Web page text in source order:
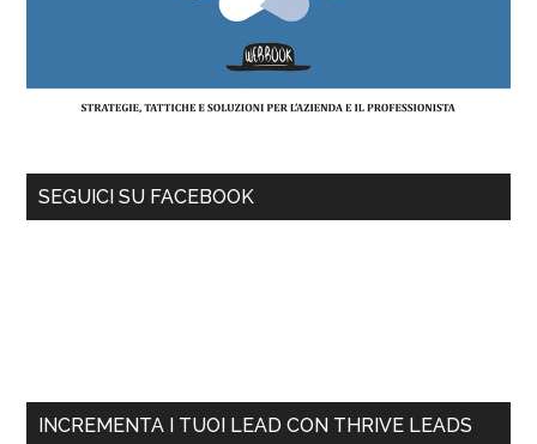
SEGUICI SU FACEBOOK
INCREMENTA I TUOI LEAD CON THRIVE LEADS